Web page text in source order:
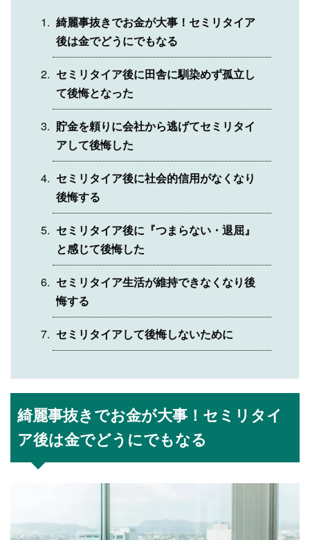
綺麗事抜きでお金が大事！セミリタイア
後は金でどうにでもなる
セミリタイア後に田舎に馴染めず孤立し
て後悔となった
貯金を頼りに会社から逃げてセミリタイ
アして後悔した
セミリタイア後に社会的信用がなくなり
後悔する
セミリタイア後に『つまらない・退屈』
と感じて後悔した
セミリタイア生活が維持できなくなり後
悔する
セミリタイアして後悔しないために
綺麗事抜きでお金が大事！セミリタイ
ア後は金でどうにでもなる